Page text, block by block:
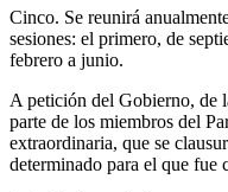
Cinco. Se reunirá
sesiones: el primero, de
febrero a junio.
A petición del Gobierno, de
parte de los miembros del
extraordinaria, que se
determinado para el que fue